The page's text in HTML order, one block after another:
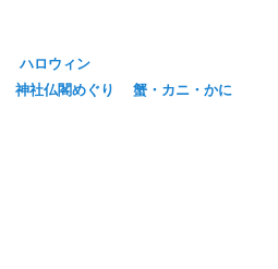
ハロウィン
神社仏閣めぐり
蟹・カニ・かに